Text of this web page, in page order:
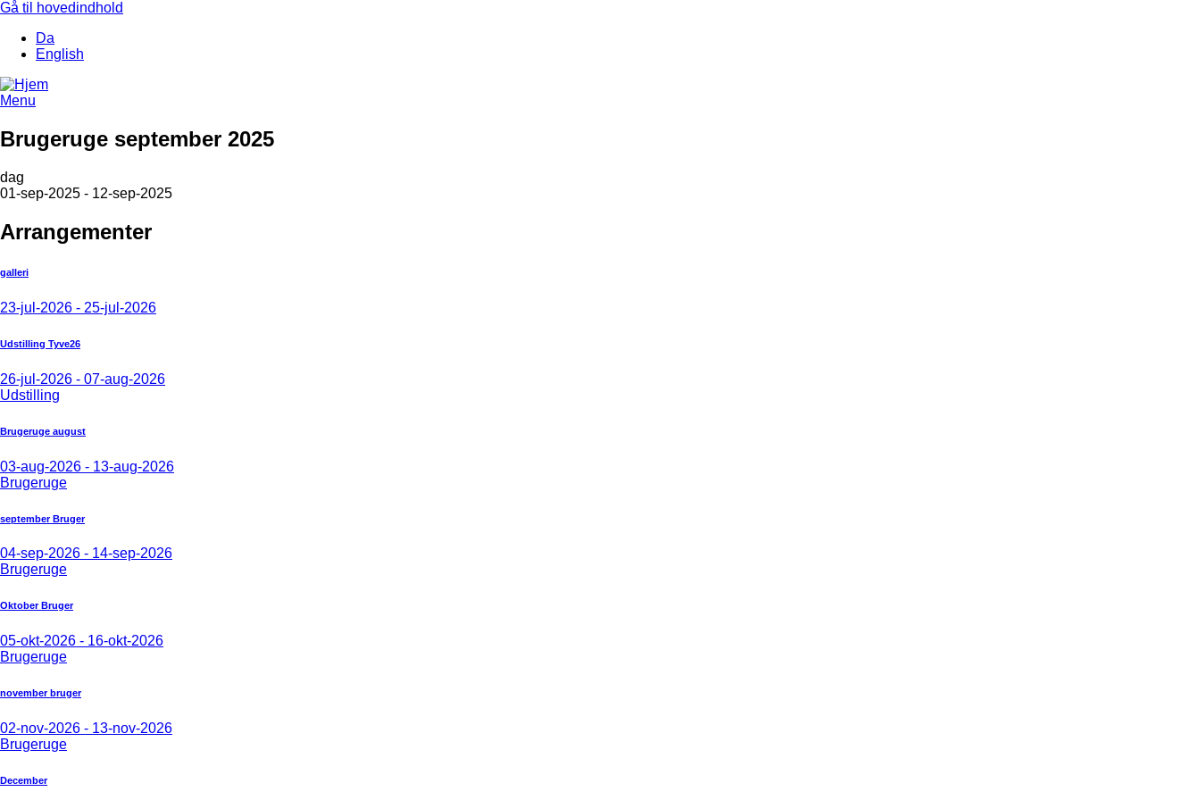
Gå til hovedindhold
Da
English
Menu
Brugeruge september 2025
dag
01-sep-2025 - 12-sep-2025
Arrangementer
galleri
23-jul-2026 - 25-jul-2026
Udstilling Tyve26
26-jul-2026 - 07-aug-2026
Udstilling
Brugeruge august
03-aug-2026 - 13-aug-2026
Brugeruge
september Bruger
04-sep-2026 - 14-sep-2026
Brugeruge
Oktober Bruger
05-okt-2026 - 16-okt-2026
Brugeruge
november bruger
02-nov-2026 - 13-nov-2026
Brugeruge
December